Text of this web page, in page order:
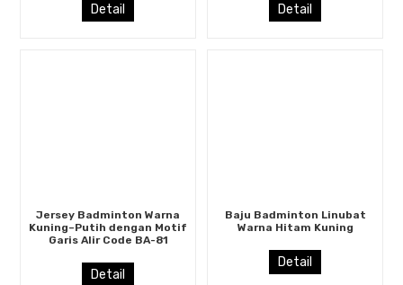
Detail Detail
Jersey Badminton Warna
Kuning–Putih dengan Motif
Garis Alir Code BA-81
Detail
Baju Badminton Linubat
Warna Hitam Kuning
Detail